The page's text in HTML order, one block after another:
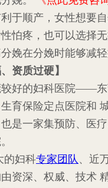
顺产，女性想要自
怕疼，也可以选择
娩在分娩时能够减
资质过硬】
的妇科医院——东
育保险定点医院和
是一家集预防、医
妇科专家团队 、近
资深、权威、技术